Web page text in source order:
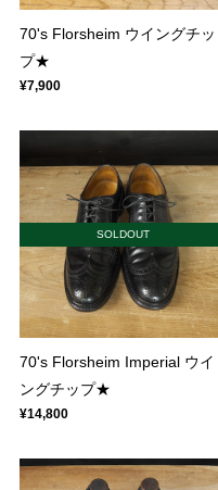
70's Florsheim ウイングチッ
プ★
¥7,900
SOLDOUT
70's Florsheim Imperial ウイ
ングチップ★
¥14,800